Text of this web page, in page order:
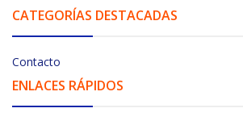
CATEGORÍAS DESTACADAS
Contacto
ENLACES RÁPIDOS